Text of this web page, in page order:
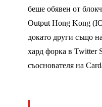
беше обявен от
Output Hong Kong
докато други също
хард форка в Twitter
съоснователя на